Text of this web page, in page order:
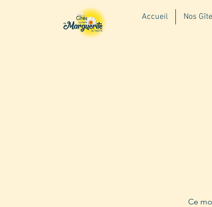
Accueil Nos
Ce